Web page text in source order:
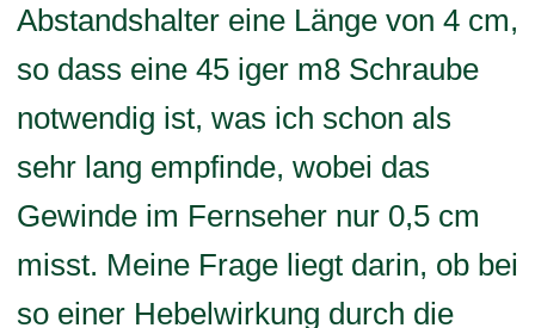
Abstandshalter eine Länge von 4 cm,
so dass eine 45 iger m8 Schraube
notwendig ist, was ich schon als
sehr lang empfinde, wobei das
Gewinde im Fernseher nur 0,5 cm
misst. Meine Frage liegt darin, ob bei
so einer Hebelwirkung durch die